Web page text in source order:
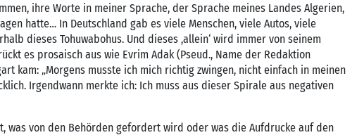
ihre Worte in meiner Sprache, der Sprache meines Landes Algerien,
hatte… In Deutschland gab es viele Menschen, viele Autos, viele
dieses Tohuwabohus. Und dieses ,allein‘ wird immer von seinem
es prosaisch aus wie Evrim Adak (Pseud., Name der Redaktion
kam: „Morgens musste ich mich richtig zwingen, nicht einfach in meinen
Irgendwann merkte ich: Ich muss aus dieser Spirale aus negativen
was von den Behörden gefordert wird oder was die Aufdrucke auf den